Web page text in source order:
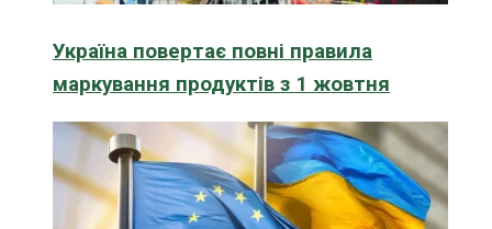
Україна повертає повні правила
маркування продуктів з 1 жовтня